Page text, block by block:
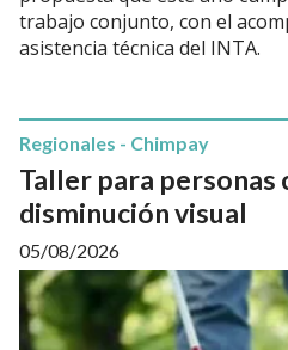
trabajo conjunto, con el
asistencia técnica del INTA.
Taller para personas
disminución visual
Regionales - Chimpay
05/08/2026